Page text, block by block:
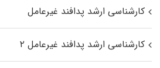
کارشناسی ارشد پدافند غیرعامل
کارشناسی ارشد پدافند غیرعامل ۲